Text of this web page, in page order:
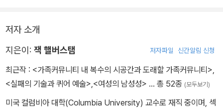
저자 소개
지은이: 잭 핼버스탬 저자파일 신간알림 신청
최근작 : <가족커뮤니티 내 복수의 시공간과 도래할 가족커뮤니티>
<실패의 기술과 퀴어 예술> <여성의 남성성> … 총 52종 (모두보기)
미국 컬럼비아 대학(Columbia University) 교수로 재직 중이며, 섹